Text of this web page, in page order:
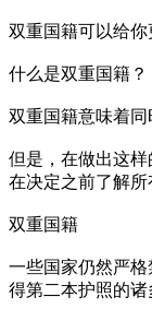
双重国籍可以给
什么是双重国籍？
双重国籍意味着
但是，在做出这
在决定之前了解所
双重国籍
一些国家仍然严
得第二本护照的诸